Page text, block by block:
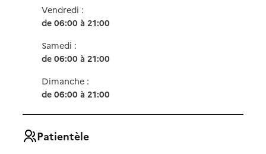
Vendredi :
de 06:00 à 21:00
Samedi :
de 06:00 à 21:00
Dimanche :
de 06:00 à 21:00
Patientèle